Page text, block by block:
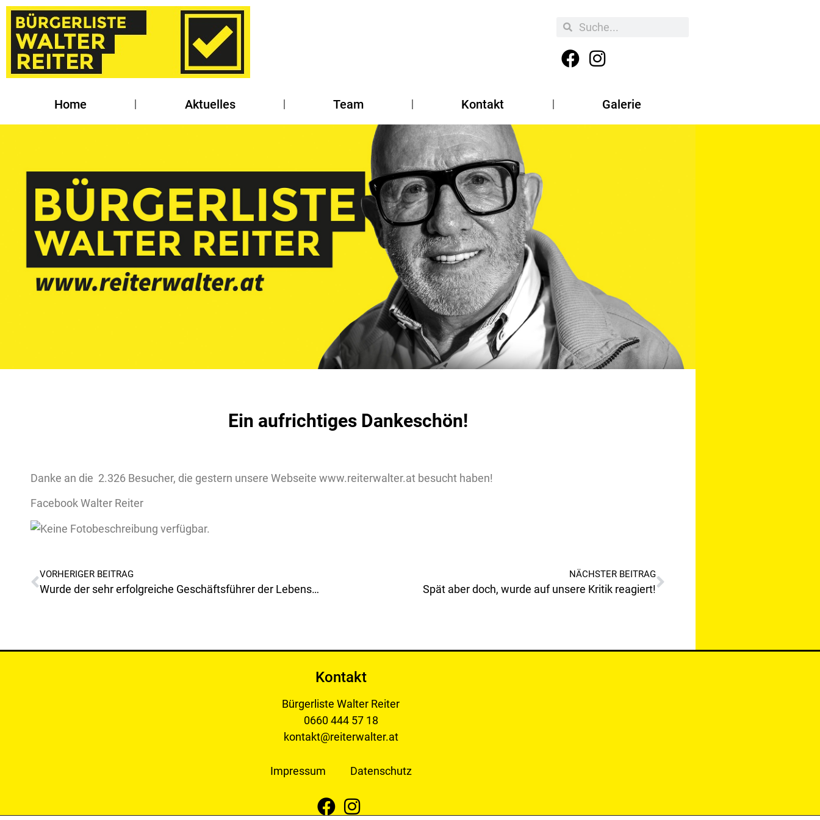
Home Aktuelles Team Kontakt Galerie
Ein aufrichtiges Dankeschön!
Danke an die 2.326 Besucher, die gestern unsere Webseite www.reiterwalter.at besucht haben!
Facebook Walter Reiter
VORHERIGER BEITRAG
Wurde der sehr erfolgreiche Geschäftsführer der Lebenshilfe Leoben, Herr Mag. Ferenc Ullmann von weiblichen Mitgliedern des Vorstandes der Lebenshilfe Leoben gemobbt?
NÄCHSTER BEITRAG
Spät aber doch, wurde auf unsere Kritik reagiert!
Kontakt
Bürgerliste Walter Reiter
0660 444 57 18
kontakt@reiterwalter.at
Impressum Datenschutz